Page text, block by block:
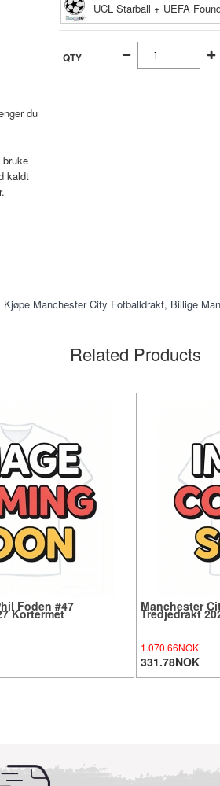
du
kaldt
UCL Starball + UEFA
QTY
Kjøpe Manchester City Fotballdrakt, Billige
Related Products
Foden #47
Kortermet Manchester
Tredjedrakt
1.070.66NOK
331.78NOK